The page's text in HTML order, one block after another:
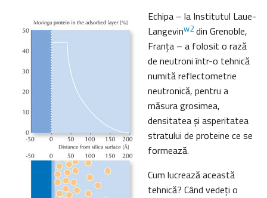
Echipa – la Institutul Laue-
Langevinw2din Grenoble,
Franţa – a folosit o rază
de neutroni într-o tehnică
numită reflectometrie
neutronică, pentru a
măsura grosimea,
densitatea şi asperitatea
stratului de proteine ce se
formează.
Cum lucrează această
tehnică? Când vedeţi o